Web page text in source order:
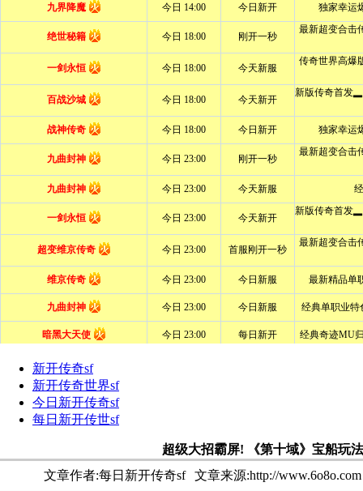
新开传奇sf
新开传奇世界sf
今日新开传奇sf
每日新开传世sf
超级大招霸屏! 《第十域》宝船玩
文章作者:每日新开传奇sf
文章来源:http://www.6o8o.com